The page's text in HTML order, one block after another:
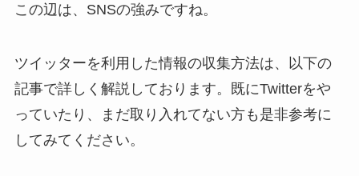
この辺は、SNSの強みですね。
ツイッターを利用した情報の収集方法は、以下の
記事で詳しく解説しております。既にTwitterをや
っていたり、まだ取り入れてない方も是非参考に
してみてください。